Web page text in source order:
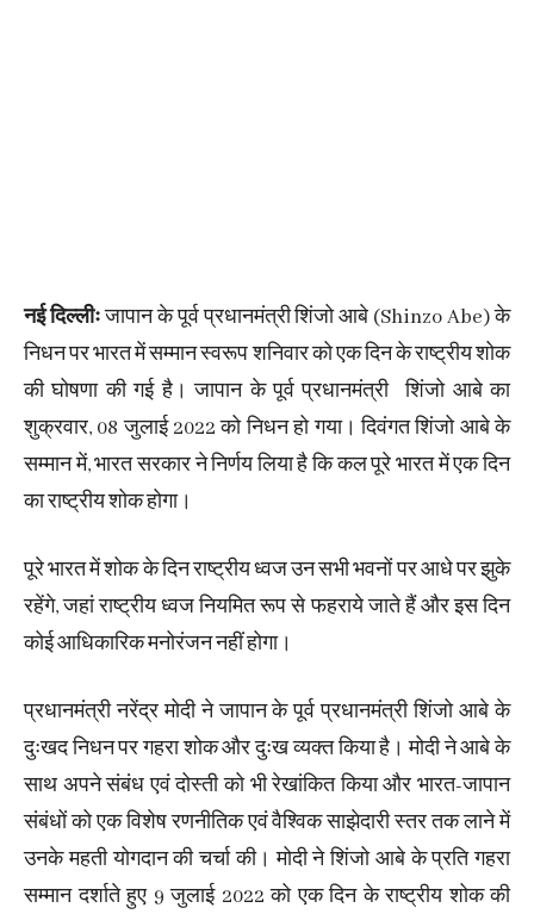
नई दिल्लीःजापान के पूर्व प्रधानमंत्री शिंजो आबे (Shinzo Abe) के
निधन पर भारत में सम्मान स्वरूप शनिवार को एक दिन के राष्ट्रीय शोक
की घोषणा की गई है। जापान के पूर्व प्रधानमंत्री शिंजो आबे का
शुक्रवार, 08 जुलाई 2022 को निधन हो गया। दिवंगत शिंजो आबे के
सम्मान में, भारत सरकार ने निर्णय लिया है कि कल पूरे भारत में एक दिन
का राष्ट्रीय शोक होगा।
पूरे भारत में शोक के दिन राष्ट्रीय ध्वज उन सभी भवनों पर आधे पर झुके
रहेंगे, जहां राष्ट्रीय ध्वज नियमित रूप से फहराये जाते हैं और इस दिन
कोई आधिकारिक मनोरंजन नहीं होगा।
प्रधानमंत्री नरेंद्र मोदी ने जापान के पूर्व प्रधानमंत्री शिंजो आबे के
दुःखद निधन पर गहरा शोक और दुःख व्यक्त किया है। मोदी ने आबे के
साथ अपने संबंध एवं दोस्ती को भी रेखांकित किया और भारत-जापान
संबंधों को एक विशेष रणनीतिक एवं वैश्विक साझेदारी स्तर तक लाने में
उनके महती योगदान की चर्चा की। मोदी ने शिंजो आबे के प्रति गहरा
सम्मान दर्शाते हुए 9 जुलाई 2022 को एक दिन के राष्ट्रीय शोक की